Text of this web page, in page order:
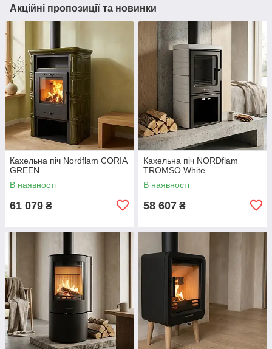
Акційні пропозиції та новинки
Кахельна піч Nordflam CORIA
GREEN
В наявності
61 079 ₴
Кахельна піч NORDflam
TROMSO White
В наявності
58 607 ₴